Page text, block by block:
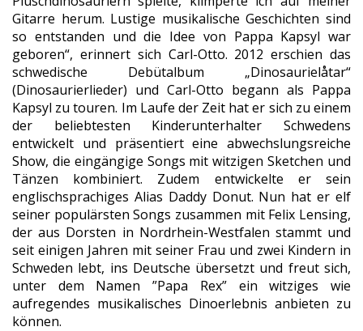
Gitarre herum. Lustige musikalische Geschichten sind
so entstanden und die Idee von Pappa Kapsyl war
geboren“, erinnert sich Carl-Otto. 2012 erschien das
schwedische Debütalbum „Dinosaurielåtar“
(Dinosaurierlieder) und Carl-Otto begann als Pappa
Kapsyl zu touren. Im Laufe der Zeit hat er sich zu einem
der beliebtesten Kinderunterhalter Schwedens
entwickelt und präsentiert eine abwechslungsreiche
Show, die eingängige Songs mit witzigen Sketchen und
Tänzen kombiniert. Zudem entwickelte er sein
englischsprachiges Alias Daddy Donut. Nun hat er elf
seiner populärsten Songs zusammen mit Felix Lensing,
der aus Dorsten in Nordrhein-Westfalen stammt und
seit einigen Jahren mit seiner Frau und zwei Kindern in
Schweden lebt, ins Deutsche übersetzt und freut sich,
unter dem Namen ”Papa Rex” ein witziges wie
aufregendes musikalisches Dinoerlebnis anbieten zu
können.